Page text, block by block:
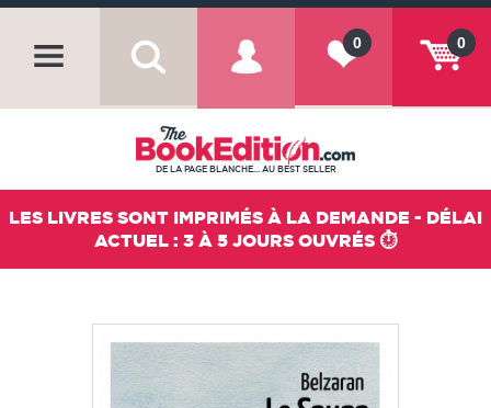
0
0
DE LA PAGE BLANCHE... AU BEST SELLER
LES LIVRES SONT IMPRIMÉS À LA DEMANDE - DÉLAI
ACTUEL : 3 À 5 JOURS OUVRÉS ⏱️